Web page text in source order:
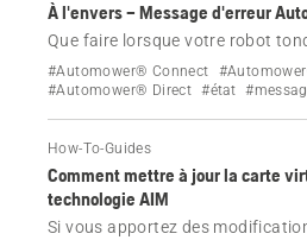
À l'envers – Message d'erreur
Que faire lorsque votre robot
affiche le message d'erreur À
#Automower® Connect
#Automower® Direct #état
How-To-Guides
Comment mettre à jour la carte
technologie AIM
Si vous apportez des